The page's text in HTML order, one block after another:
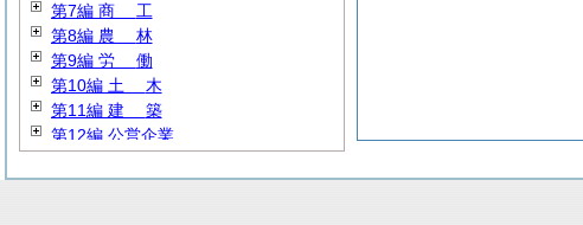
第7編 商 工
第8編 農 林
第9編 労 働
第10編 土 木
第11編 建 築
第12編 公営企業
第14編警察